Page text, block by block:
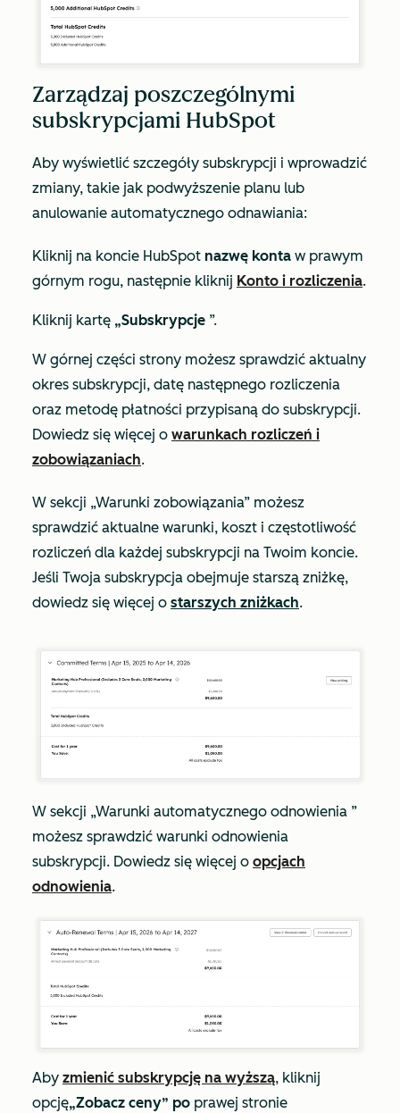
Zarządzaj poszczególnymi
subskrypcjami HubSpot
Aby wyświetlić szczegóły subskrypcji i wprowadzić
zmiany, takie jak podwyższenie planu lub
anulowanie automatycznego odnawiania:
Kliknij na koncie HubSpot nazwę konta w prawym
górnym rogu, następnie kliknij Konto i rozliczenia.
Kliknij kartę „Subskrypcje ”.
W górnej części strony możesz sprawdzić aktualny
okres subskrypcji, datę następnego rozliczenia
oraz metodę płatności przypisaną do subskrypcji.
Dowiedz się więcej o warunkach rozliczeń i
zobowiązaniach.
W sekcji „Warunki zobowiązania” możesz
sprawdzić aktualne warunki, koszt i częstotliwość
rozliczeń dla każdej subskrypcji na Twoim koncie.
Jeśli Twoja subskrypcja obejmuje starszą zniżkę,
dowiedz się więcej o starszych zniżkach.
W sekcji „Warunki automatycznego odnowienia ”
możesz sprawdzić warunki odnowienia
subskrypcji. Dowiedz się więcej o opcjach
odnowienia.
Aby zmienić subskrypcję na wyższą, kliknij
opcję„Zobacz ceny” po prawej stronie